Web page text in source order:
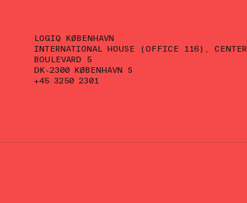
LOGIQ KØBENHAVN
INTERNATIONAL HOUSE (OFFICE 116), CENTER
BOULEVARD 5
DK-2300 KØBENHAVN S
+45 3250 2301